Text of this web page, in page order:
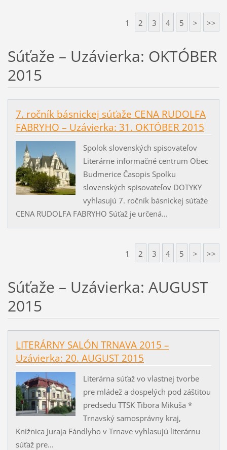
1 2 3 4 5 > >>
Súťaže – Uzávierka: OKTÓBER
2015
7. ročník básnickej súťaže CENA RUDOLFA
FABRYHO – Uzávierka: 31. OKTÓBER 2015
Spolok slovenských spisovateľov
Literárne informačné centrum Obec
Budmerice Časopis Spolku
slovenských spisovateľov DOTYKY
vyhlasujú 7. ročník básnickej súťaže
CENA RUDOLFA FABRYHO Súťaž je určená...
1 2 3 4 5 > >>
Súťaže – Uzávierka: AUGUST
2015
LITERÁRNY SALÓN TRNAVA 2015 –
Uzávierka: 20. AUGUST 2015
Literárna súťaž vo vlastnej tvorbe
pre mládež a dospelých pod záštitou
predsedu TTSK Tibora Mikuša *
Trnavský samosprávny kraj,
Knižnica Juraja Fándlyho v Trnave vyhlasujú literárnu
súťaž pre...